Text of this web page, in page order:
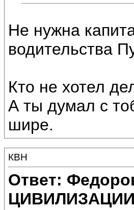
Не нужна
водительства
Кто не хотел
А ты думал с
шире.
КВН
Ответ:
ЦИВИЛИЗАЦИИ